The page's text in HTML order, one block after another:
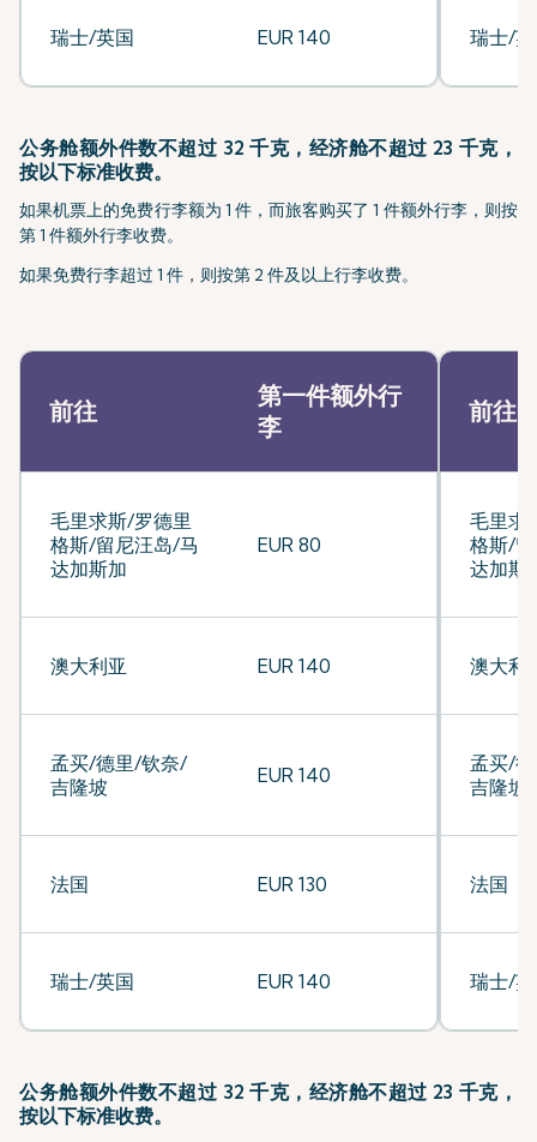
瑞士/英国 EUR 140 瑞士/
公务舱额外件数不超过 32 千克，经济舱不超过 23 千克，
按以下标准收费。
如果机票上的免费行李额为 1 件，而旅客购买了 1 件额外行李，则按
第 1 件额外行李收费。
如果免费行李超过 1 件，则按第 2 件及以上行李收费。
前往
第一件额外行
李
毛里求斯/罗德里
格斯/留尼汪岛/马
达加斯加
EUR 80
澳大利亚 EUR 140
孟买/德里/钦奈/
吉隆坡
EUR 140
法国 EUR 130
瑞士/英国 EUR 140
前往
毛里求
格斯/
达加斯
澳大利
孟买/
吉隆坡
法国
瑞士/
公务舱额外件数不超过 32 千克，经济舱不超过 23 千克，
按以下标准收费。